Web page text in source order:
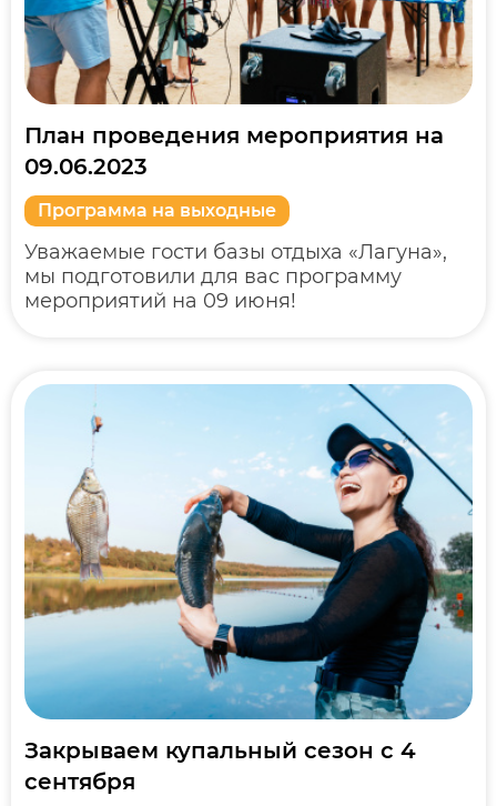
План проведения мероприятия на
09.06.2023
Программа на выходные
Уважаемые гости базы отдыха «Лагуна»,
мы подготовили для вас программу
мероприятий на 09 июня!
Закрываем купальный сезон с 4
сентября